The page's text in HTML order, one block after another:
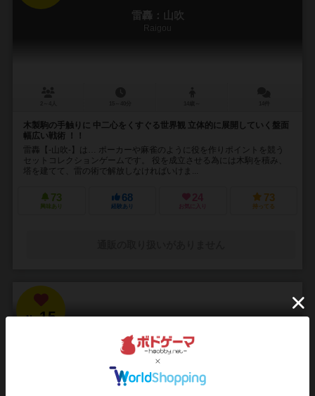
雷轟：山吹
Raigou
木製駒の手触りに 中二心をくすぐる世界観 立体的に展開していく盤面
幅広い戦術 ！！
雷轟【-山吹-】は… ポーカーや麻雀のように役を作りポイントを競う
セットコレクションゲームです。 役を成立させる為には木駒を積み、
塔を建てて、雷の術で解放しなければいけま...
73
興味あり
68
経験あり
24
お気に入り
73
持ってる
No.15
ブラッドボーン：カードゲーム
Bloodborne: The Card Game